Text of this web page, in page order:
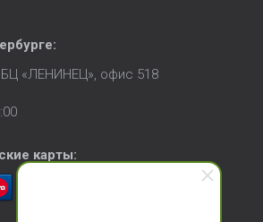
:
«ЛЕНИНЕЦ», офис 518
карты: